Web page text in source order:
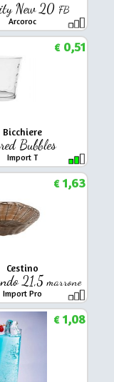
New 20 FB
Arcoroc
Bicchiere
Bubbles
Import T
€0,51
Cestino
21,5marrone
Import Pro
€1,63
€1,08